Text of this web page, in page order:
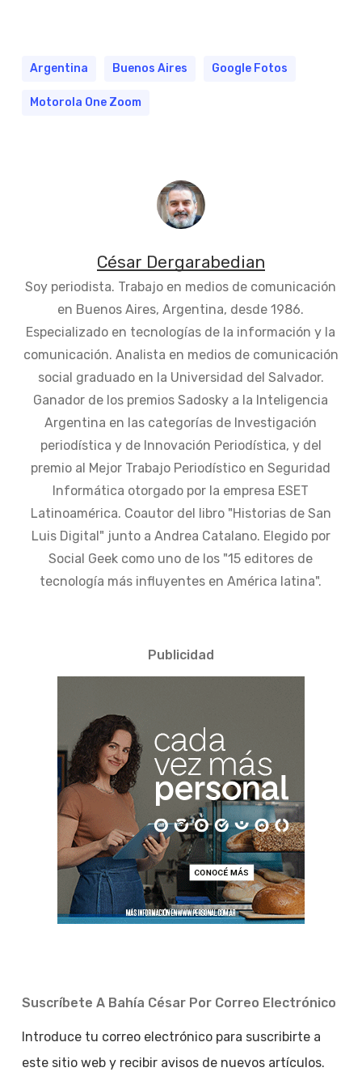
Argentina Buenos Aires Google Fotos
Motorola One Zoom
César Dergarabedian
Soy periodista. Trabajo en medios de comunicación
en Buenos Aires, Argentina, desde 1986.
Especializado en tecnologías de la información y la
comunicación. Analista en medios de comunicación
social graduado en la Universidad del Salvador.
Ganador de los premios Sadosky a la Inteligencia
Argentina en las categorías de Investigación
periodística y de Innovación Periodística, y del
premio al Mejor Trabajo Periodístico en Seguridad
Informática otorgado por la empresa ESET
Latinoamérica. Coautor del libro "Historias de San
Luis Digital" junto a Andrea Catalano. Elegido por
Social Geek como uno de los "15 editores de
tecnología más influyentes en América latina".
Publicidad
Suscríbete A Bahía César Por Correo Electrónico
Introduce tu correo electrónico para suscribirte a
este sitio web y recibir avisos de nuevos artículos.